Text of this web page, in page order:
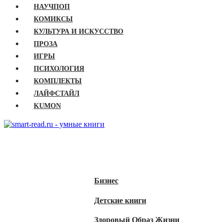
НАУЧПОП
КОМИКСЫ
КУЛЬТУРА И ИСКУССТВО
ПРОЗА
ИГРЫ
ПСИХОЛОГИЯ
КОМПЛЕКТЫ
ЛАЙФСТАЙЛ
KUMON
Бизнес
Детские книги
Здоровый Образ Жизни